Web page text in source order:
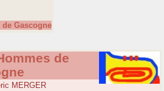
de Gascogne
de
MERGER